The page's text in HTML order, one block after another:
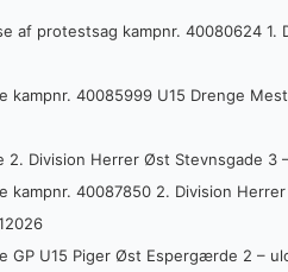
af protestsag kampnr. 40080624 1.
kampnr. 40085999 U15 Drenge
2. Division Herrer Øst Stevnsgade 3
kampnr. 40087850 2. Division
GP U15 Piger Øst Espergærde 2 –